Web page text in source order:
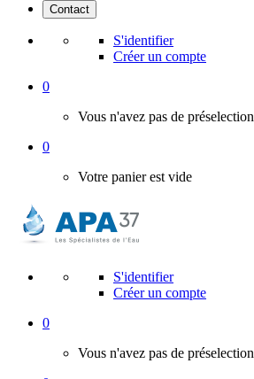
Contact
S'identifier
Créer un compte
0
Vous n'avez pas de préselection
0
Votre panier est vide
S'identifier
Créer un compte
0
Vous n'avez pas de préselection